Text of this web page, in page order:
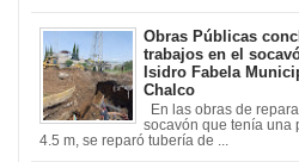
Obras Públicas
trabajos en el
Isidro Fabela
Chalco
En las obras de
socavón que tenía una
4.5 m, se reparó tubería de ...